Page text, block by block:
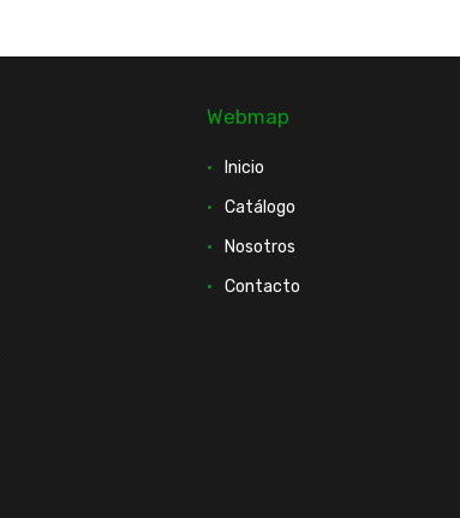
Webmap
Inicio
Catálogo
Nosotros
Contacto